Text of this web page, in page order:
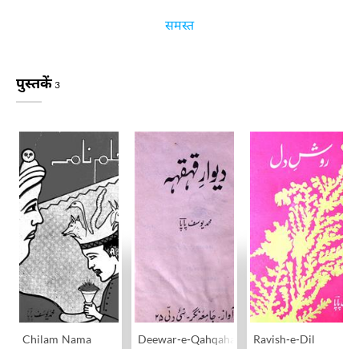
समस्त
पुस्तकें 3
Chilam Nama Deewar-e-Qahqaha Ravish-e-Dil